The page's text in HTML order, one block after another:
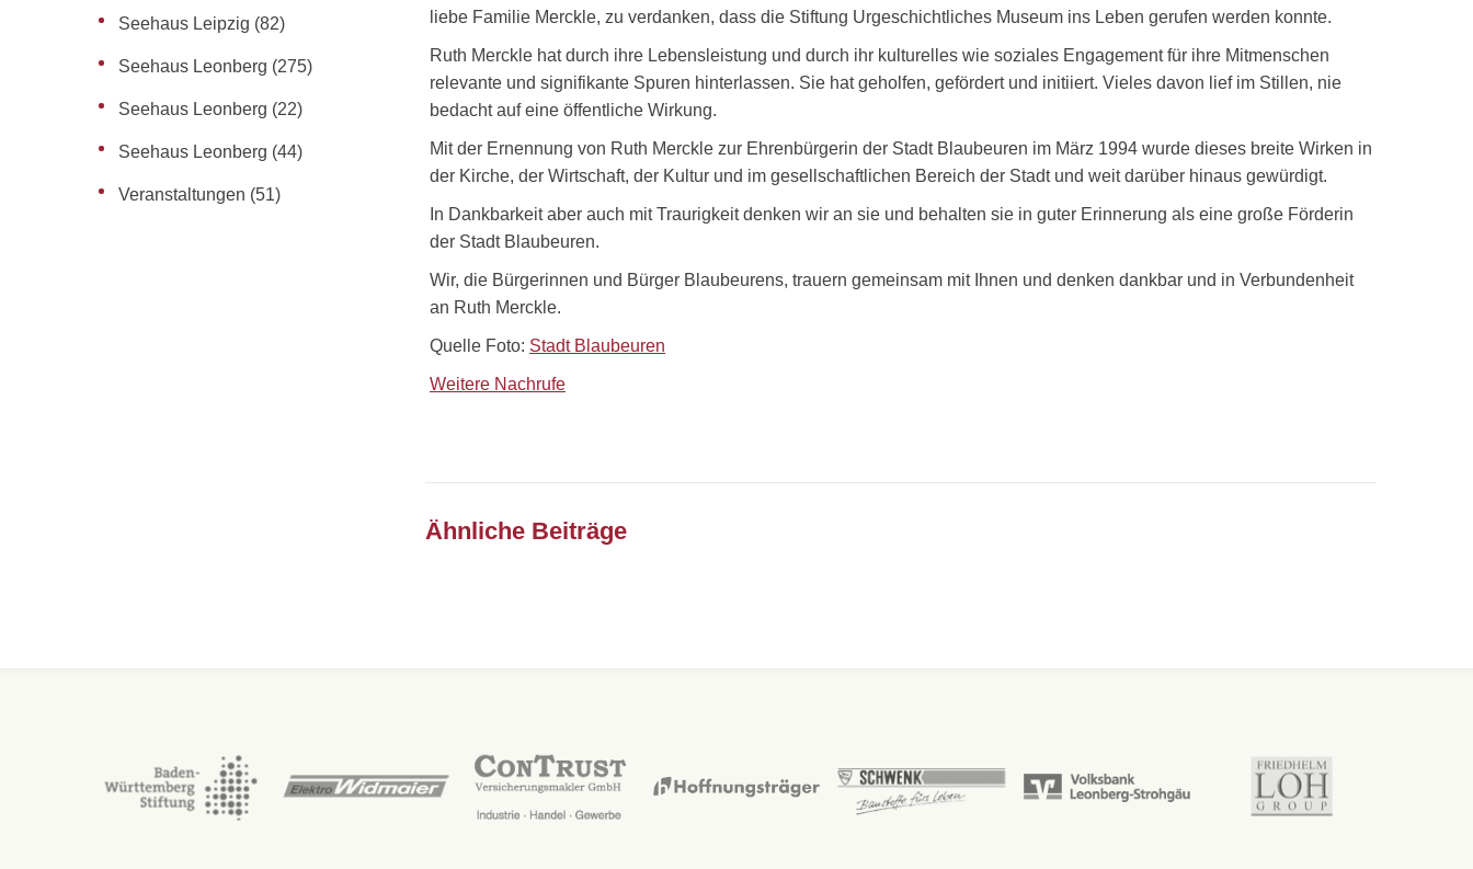
liebe Familie Merckle, zu verdanken, dass die Stiftung Urgeschichtliches Museum ins Leben gerufen werden konnte.
Ruth Merckle hat durch ihre Lebensleistung und durch ihr kulturelles wie soziales Engagement für ihre Mitmenschen
relevante und signifikante Spuren hinterlassen. Sie hat geholfen, gefördert und initiiert. Vieles davon lief im Stillen, nie
bedacht auf eine öffentliche Wirkung.
Mit der Ernennung von Ruth Merckle zur Ehrenbürgerin der Stadt Blaubeuren im März 1994 wurde dieses breite Wirken in
der Kirche, der Wirtschaft, der Kultur und im gesellschaftlichen Bereich der Stadt und weit darüber hinaus gewürdigt.
In Dankbarkeit aber auch mit Traurigkeit denken wir an sie und behalten sie in guter Erinnerung als eine große Förderin
der Stadt Blaubeuren.
Wir, die Bürgerinnen und Bürger Blaubeurens, trauern gemeinsam mit Ihnen und denken dankbar und in Verbundenheit
an Ruth Merckle.
Quelle Foto: Stadt Blaubeuren
Weitere Nachrufe
Ähnliche Beiträge
Seehaus Leipzig (82)
Seehaus Leonberg (275)
Seehaus Leonberg (22)
Seehaus Leonberg (44)
Veranstaltungen (51)